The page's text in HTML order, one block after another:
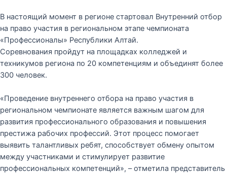
В настоящий момент в регионе стартовал Внутренний отбор
на право участия в региональном этапе чемпионата
«Профессионалы» Республики Алтай.
Соревнования пройдут на площадках колледжей и
техникумов региона по 20 компетенциям и объединят более
300 человек.
«Проведение внутреннего отбора на право участия в
региональном чемпионате является важным шагом для
развития профессионального образования и повышения
престижа рабочих профессий. Этот процесс помогает
выявить талантливых ребят, способствует обмену опытом
между участниками и стимулирует развитие
профессиональных компетенций», – отметила представитель